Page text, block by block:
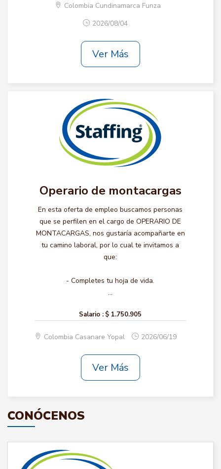
Colombia Cundinamarca Funza
2026/08/04
Ver Más
Operario de montacargas
En esta oferta de empleo buscamos personas
que se perfilen en el cargo de OPERARIO DE
MONTACARGAS, nos gustaría acompañarte en
tu camino laboral, por lo cual te invitamos a
que:
- Completes tu hoja de vida.
...
Salario : $ 1.750.905
Colombia Casanare Yopal 2026/06/19
Ver Más
CONÓCENOS